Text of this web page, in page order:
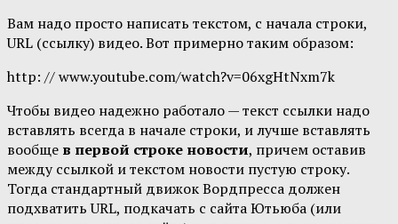
Вам надо просто написать текстом, с начала строки,
URL (ссылку) видео. Вот примерно таким образом:
http: // www.youtube.com/watch?v=06xgHtNxm7k
Чтобы видео надежно работало — текст ссылки надо
вставлять всегда в начале строки, и лучше вставлять
вообще в первой строке новости, причем оставив
между ссылкой и текстом новости пустую строку.
Тогда стандартный движок Вордпресса должен
подхватить URL, подкачать с сайта Ютьюба (или